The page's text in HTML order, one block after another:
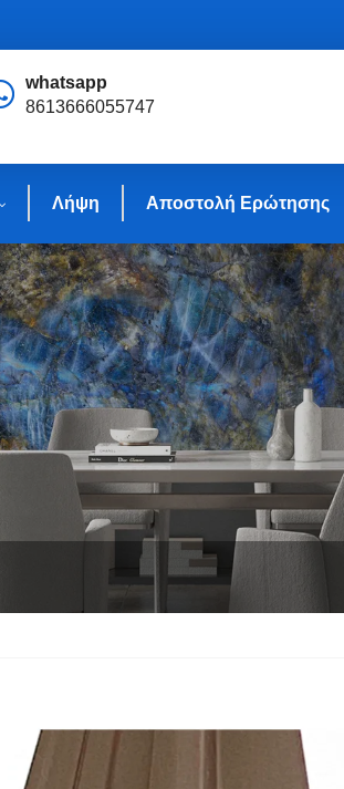
whatsapp
8613666055747
Λήψη Αποστολή Ερώτησης